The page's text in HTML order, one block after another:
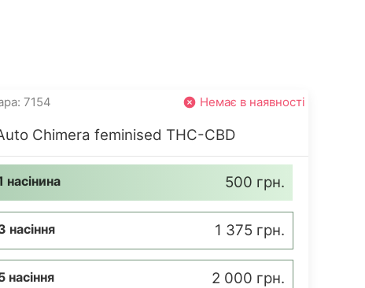
7154 Немає в наявності
Chimera feminised THC-CBD
насінина 500 грн.
насіння 1 375 грн.
насіння 2 000 грн.